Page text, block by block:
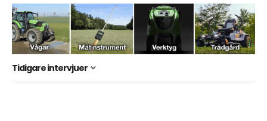
Tidigare intervjuer